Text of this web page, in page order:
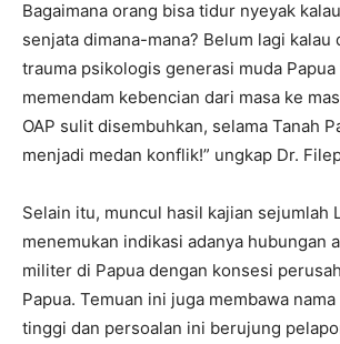
Bagaimana orang bisa tidur nyeyak
senjata dimana-mana? Belum lagi kalau
trauma psikologis generasi muda Papua
memendam kebencian dari masa ke
OAP sulit disembuhkan, selama Tanah
menjadi medan konflik!” ungkap Dr.
Selain itu, muncul hasil kajian sejumlah
menemukan indikasi adanya hubungan
militer di Papua dengan konsesi
Papua. Temuan ini juga membawa
tinggi dan persoalan ini berujung